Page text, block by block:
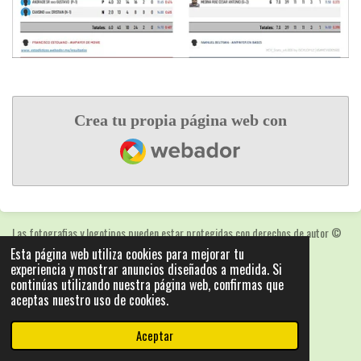
Esta página web utiliza cookies para mejorar tu
experiencia y mostrar anuncios diseñados a medida. Si
continúas utilizando nuestra página web, confirmas que
aceptas nuestro uso de cookies.
Aceptar
Crea tu propia página web con
Webador
Las fotografias y logotipos pueden estar protegidas con derechos de autor©
2025: Statics - by ISCRLopez APP_Stats_v5.103
Con la tecnología deWebador